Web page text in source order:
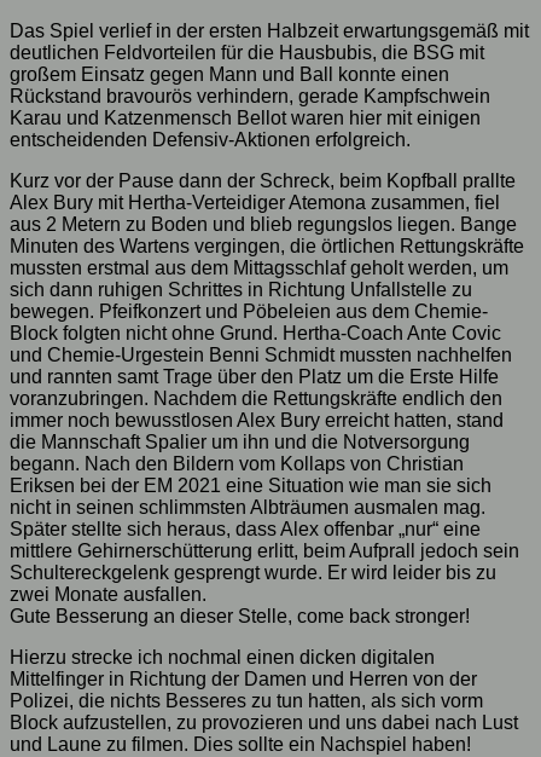
Das Spiel verlief in der ersten Halbzeit erwartungsgemäß mit
deutlichen Feldvorteilen für die Hausbubis, die BSG mit
großem Einsatz gegen Mann und Ball konnte einen
Rückstand bravourös verhindern, gerade Kampfschwein
Karau und Katzenmensch Bellot waren hier mit einigen
entscheidenden Defensiv-Aktionen erfolgreich.
Kurz vor der Pause dann der Schreck, beim Kopfball prallte
Alex Bury mit Hertha-Verteidiger Atemona zusammen, fiel
aus 2 Metern zu Boden und blieb regungslos liegen. Bange
Minuten des Wartens vergingen, die örtlichen Rettungskräfte
mussten erstmal aus dem Mittagsschlaf geholt werden, um
sich dann ruhigen Schrittes in Richtung Unfallstelle zu
bewegen. Pfeifkonzert und Pöbeleien aus dem Chemie-
Block folgten nicht ohne Grund. Hertha-Coach Ante Covic
und Chemie-Urgestein Benni Schmidt mussten nachhelfen
und rannten samt Trage über den Platz um die Erste Hilfe
voranzubringen. Nachdem die Rettungskräfte endlich den
immer noch bewusstlosen Alex Bury erreicht hatten, stand
die Mannschaft Spalier um ihn und die Notversorgung
begann. Nach den Bildern vom Kollaps von Christian
Eriksen bei der EM 2021 eine Situation wie man sie sich
nicht in seinen schlimmsten Albträumen ausmalen mag.
Später stellte sich heraus, dass Alex offenbar „nur“ eine
mittlere Gehirnerschütterung erlitt, beim Aufprall jedoch sein
Schultereckgelenk gesprengt wurde. Er wird leider bis zu
zwei Monate ausfallen.
Gute Besserung an dieser Stelle, come back stronger!
Hierzu strecke ich nochmal einen dicken digitalen
Mittelfinger in Richtung der Damen und Herren von der
Polizei, die nichts Besseres zu tun hatten, als sich vorm
Block aufzustellen, zu provozieren und uns dabei nach Lust
und Laune zu filmen. Dies sollte ein Nachspiel haben!